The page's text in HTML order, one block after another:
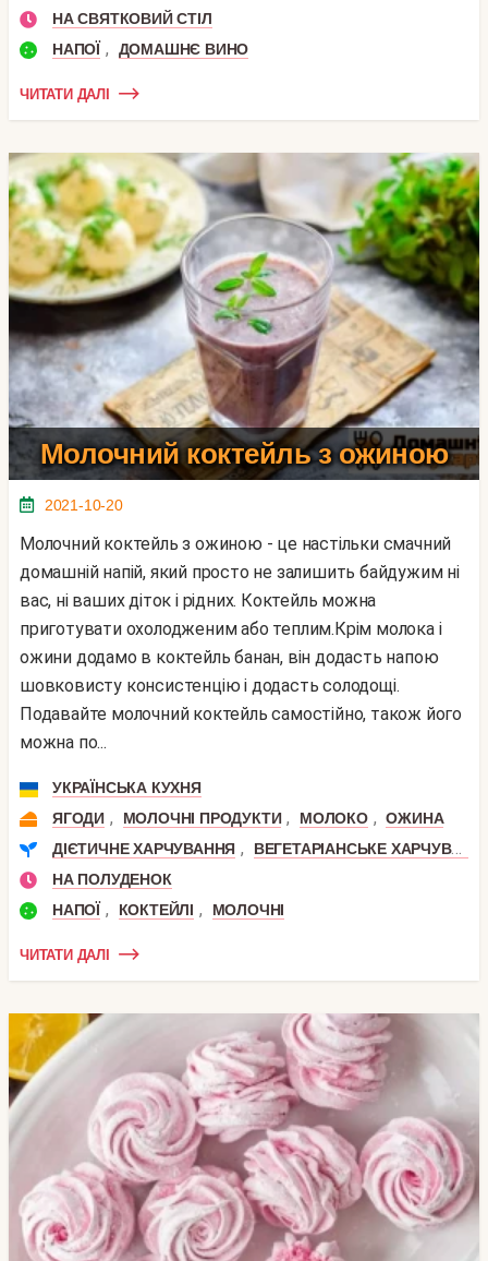
НА СВЯТКОВИЙ СТІЛ
НАПОЇ , ДОМАШНЄ ВИНО
ЧИТАТИ ДАЛІ
Молочний коктейль з ожиною
2021-10-20
Молочний коктейль з ожиною - це настільки смачний
домашній напій, який просто не залишить байдужим ні
вас, ні ваших діток і рідних. Коктейль можна
приготувати охолодженим або теплим.Крім молока і
ожини додамо в коктейль банан, він додасть напою
шовковисту консистенцію і додасть солодощі.
Подавайте молочний коктейль самостійно, також його
можна по...
УКРАЇНСЬКА КУХНЯ
ЯГОДИ , МОЛОЧНІ ПРОДУКТИ , МОЛОКО , ОЖИНА
ДІЄТИЧНЕ ХАРЧУВАННЯ ,
ВЕГЕТАРІАНСЬКЕ ХАРЧУВАННЯ
НА ПОЛУДЕНОК
НАПОЇ , КОКТЕЙЛІ , МОЛОЧНІ
ЧИТАТИ ДАЛІ